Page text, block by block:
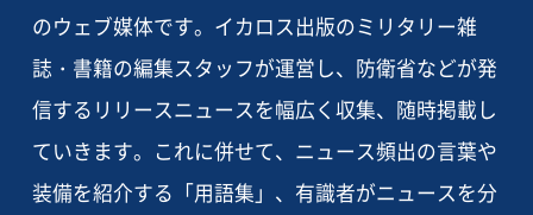
のウェブ媒体です。イカロス出版のミリタリー雑
誌・書籍の編集スタッフが運営し、防衛省などが発
信するリリースニュースを幅広く収集、随時掲載し
ていきます。これに併せて、ニュース頻出の言葉や
装備を紹介する「用語集」、有識者がニュースを分